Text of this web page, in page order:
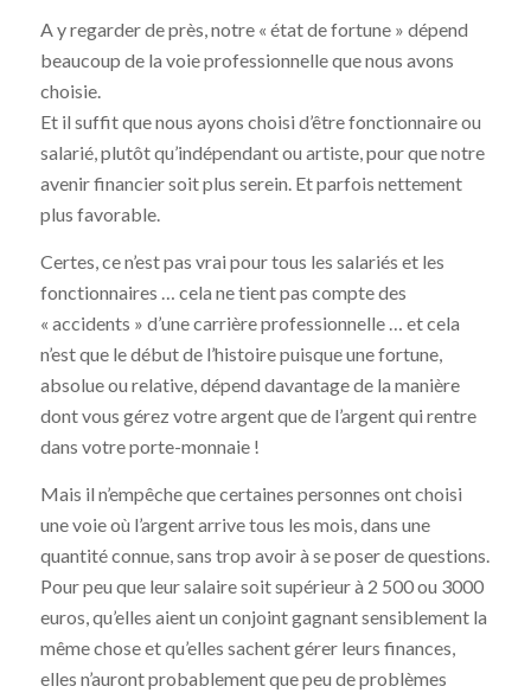
A y regarder de près, notre « état de fortune » dépend
beaucoup de la voie professionnelle que nous avons
choisie.
Et il suffit que nous ayons choisi d’être fonctionnaire ou
salarié, plutôt qu’indépendant ou artiste, pour que notre
avenir financier soit plus serein. Et parfois nettement
plus favorable.
Certes, ce n’est pas vrai pour tous les salariés et les
fonctionnaires … cela ne tient pas compte des
« accidents » d’une carrière professionnelle … et cela
n’est que le début de l’histoire puisque une fortune,
absolue ou relative, dépend davantage de la manière
dont vous gérez votre argent que de l’argent qui rentre
dans votre porte-monnaie !
Mais il n’empêche que certaines personnes ont choisi
une voie où l’argent arrive tous les mois, dans une
quantité connue, sans trop avoir à se poser de questions.
Pour peu que leur salaire soit supérieur à 2 500 ou 3000
euros, qu’elles aient un conjoint gagnant sensiblement la
même chose et qu’elles sachent gérer leurs finances,
elles n’auront probablement que peu de problèmes